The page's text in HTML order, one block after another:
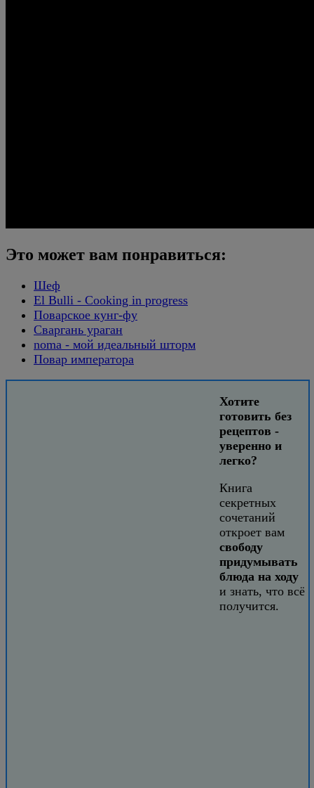
Это может вам понравиться:
Шеф
El Bulli - Cooking in progress
Поварское кунг-фу
Сваргань ураган
noma - мой идеальный шторм
Повар императора
Хотите
готовить без
рецептов -
уверенно и
легко?
Книга
секретных
сочетаний
откроет вам
свободу
придумывать
блюда на ходу
и знать, что всё
получится.